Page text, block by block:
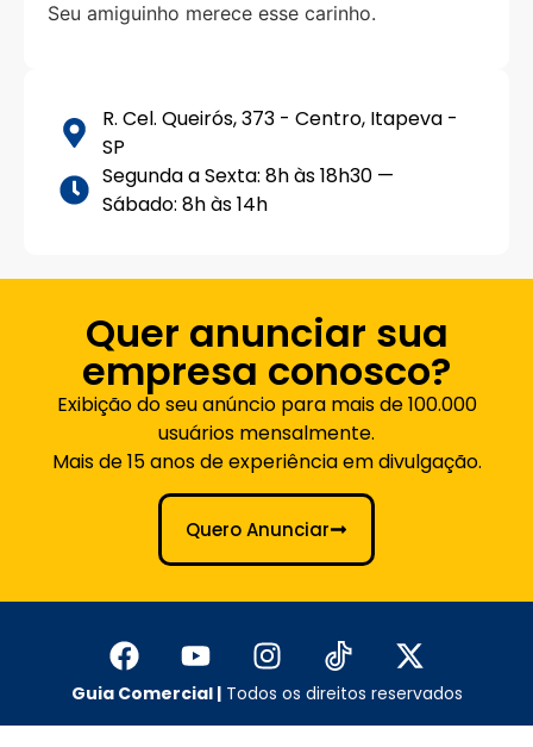
Seu amiguinho merece esse carinho.
R. Cel. Queirós, 373 - Centro, Itapeva -
SP
Segunda a Sexta: 8h às 18h30 —
Sábado: 8h às 14h
Quer anunciar sua
empresa conosco?
Exibição do seu anúncio para mais de 100.000
usuários mensalmente.
Mais de 15 anos de experiência em divulgação.
Quero Anunciar
Guia Comercial |Todos os direitos reservados